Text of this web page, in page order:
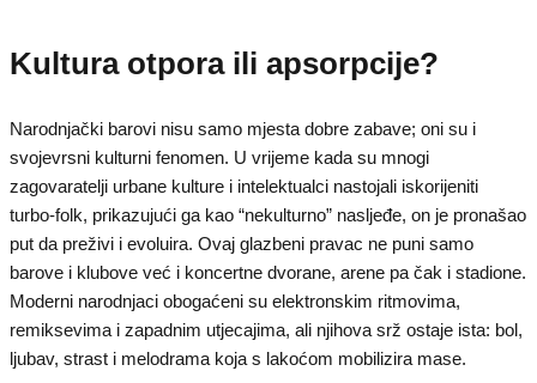
Kultura otpora ili apsorpcije?
Narodnjački barovi nisu samo mjesta dobre zabave; oni su i
svojevrsni kulturni fenomen. U vrijeme kada su mnogi
zagovaratelji urbane kulture i intelektualci nastojali iskorijeniti
turbo-folk, prikazujući ga kao “nekulturno” nasljeđe, on je pronašao
put da preživi i evoluira. Ovaj glazbeni pravac ne puni samo
barove i klubove već i koncertne dvorane, arene pa čak i stadione.
Moderni narodnjaci obogaćeni su elektronskim ritmovima,
remiksevima i zapadnim utjecajima, ali njihova srž ostaje ista: bol,
ljubav, strast i melodrama koja s lakoćom mobilizira mase.